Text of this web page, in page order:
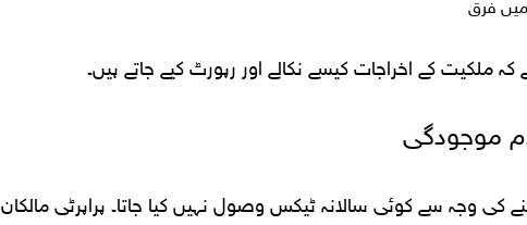
میں فرق
ملکیت کے اخراجات کیسے نکالے اور رپورٹ کیے جاتے ہیں۔
موجودگی
وجہ سے کوئی سالانہ ٹیکس وصول نہیں کیا جاتا۔ پراپرٹی مالکان